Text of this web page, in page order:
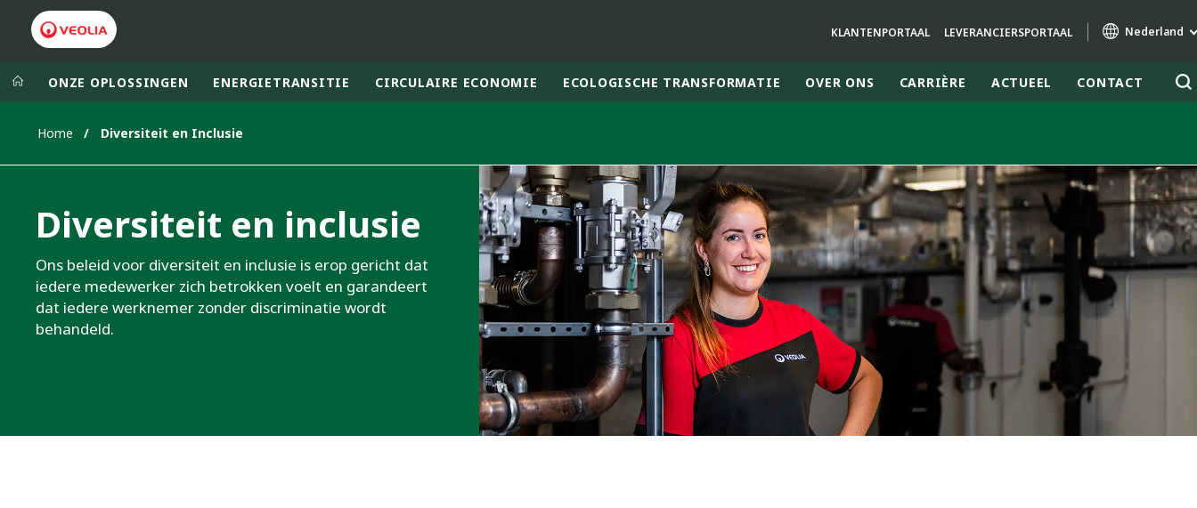
KLANTENPORTAAL LEVERANCIERSPORTAAL Nederland
Veolia Group
CAMPUS
FOUNDATION
INSTITUTE
ASIA
AUSTRALIA AND NEW ZEALAND
EUROPE
LATIN AMERICA
NORTH AMERICA
AIR QUALITY
ENGINEERING & CONSULTING
HAZARDOUS WASTE EUROPE
INDUSTRIES GLOBAL SOLUTIONS
NUCLEAR SOLUTIONS
SEDE BENELUX
VEOLIA AGRICULTURE
WATER TECHNOLOGIES
ONZE OPLOSSINGEN ENERGIETRANSITIE CIRCULAIRE ECONOMIE ECOLOGISCHE TRANSFORMATIE OVER ONS CARRIÈRE ACTUEEL CONTACT
Home Diversiteit en Inclusie
Diversiteit en inclusie
Ons beleid voor diversiteit en inclusie is erop gericht dat
iedere medewerker zich betrokken voelt en garandeert
dat iedere werknemer zonder discriminatie wordt
behandeld.